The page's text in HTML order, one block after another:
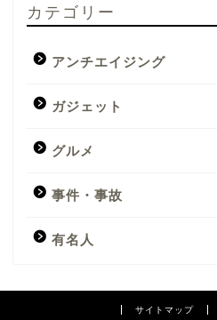
カテゴリー
アンチエイジング
ガジェット
グルメ
事件・事故
有名人
サイトマップ
ア